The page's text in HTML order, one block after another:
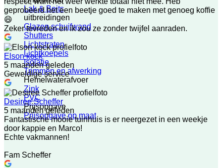
Lak & Beits
uitbreidingen
Glazen schuifwand
Shutters
Lichtstraten
Lichtkoepels
Isolatie
Trimmen en afwerking
Hemelwaterafvoer
Zink
PVC
Prijsopgave
Prijsopgave op maat
geprobeerd het een beetje goed te maken met genoeg koffie
😄
Zeker tevreden en ik zou ze zonder twijfel aanraden.
Elson kock
5 maanden geleden
Geweldige service
Desiree Scheffer
5 maanden geleden
Fantastische mooie tuinhuis is er neergezet in een weekje
door kappie en Marco!
Echte vakmannen!
Fam Scheffer